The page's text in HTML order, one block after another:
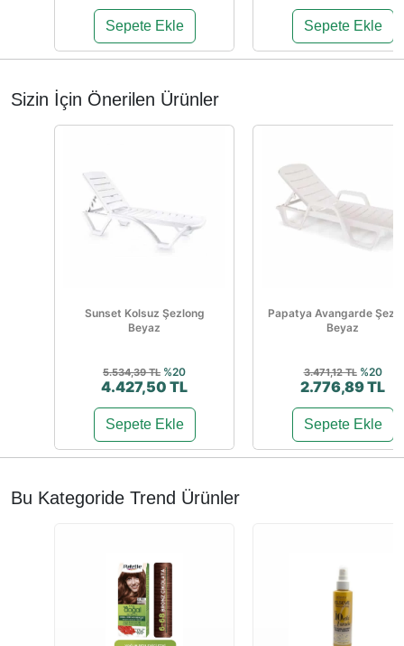
Sepete Ekle Sepete Ekle
Sizin İçin Önerilen Ürünler
Sunset Kolsuz Şezlong
Beyaz
5.534,39 TL %20
4.427,50 TL
Sepete Ekle
Papatya Avangarde
Beyaz
3.471,12 TL %20
2.776,89 TL
Sepete Ekle
Bu Kategoride Trend Ürünler